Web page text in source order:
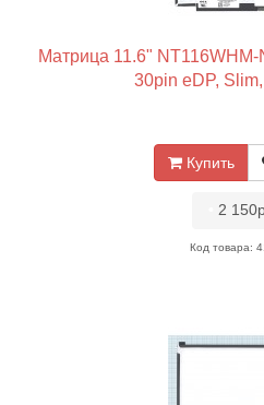
Матрица 11.6"
30pin eDP,
Купить
2
Код товара: